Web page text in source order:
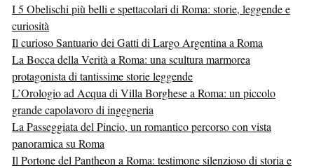
I 5 Obelischi più belli e spettacolari di Roma: storie, leggende e
curiosità
Il curioso Santuario dei Gatti di Largo Argentina a Roma
La Bocca della Verità a Roma: una scultura marmorea
protagonista di tantissime storie leggende
L’Orologio ad Acqua di Villa Borghese a Roma: un piccolo
grande capolavoro di ingegneria
La Passeggiata del Pincio, un romantico percorso con vista
panoramica su Roma
Il Portone del Pantheon a Roma: testimone silenzioso di storia e